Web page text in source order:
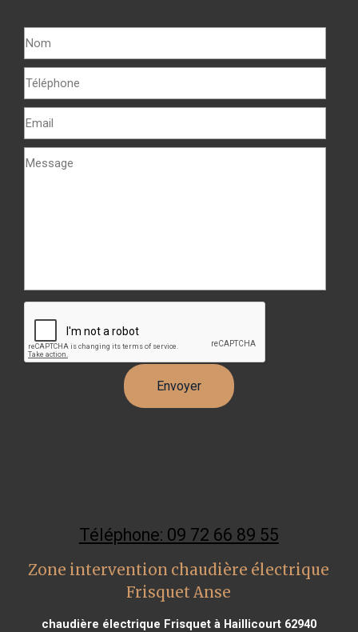
Téléphone: 09 72 66 89 55
Zone intervention chaudière électrique
Frisquet Anse
chaudière électrique Frisquet à Haillicourt 62940